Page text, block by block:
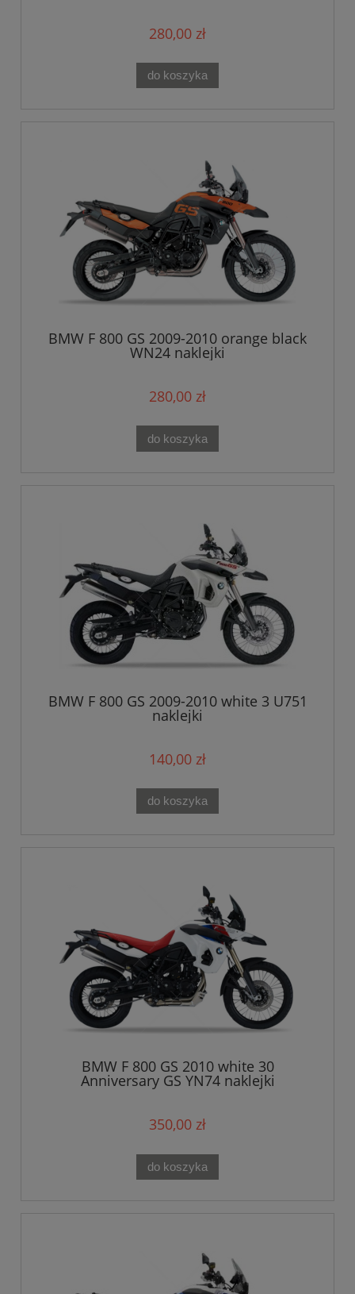
280,00 zł
do koszyka
BMW F 800 GS 2009-2010 orange black
WN24 naklejki
280,00 zł
do koszyka
BMW F 800 GS 2009-2010 white 3 U751
naklejki
140,00 zł
do koszyka
BMW F 800 GS 2010 white 30
Anniversary GS YN74 naklejki
350,00 zł
do koszyka